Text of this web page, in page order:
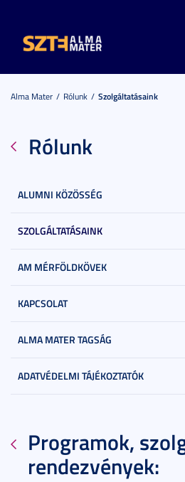
Alma Mater Rólunk Szolgáltatásaink
Rólunk
ALUMNI KÖZÖSSÉG
SZOLGÁLTATÁSAINK
AM MÉRFÖLDKÖVEK
KAPCSOLAT
ALMA MATER TAGSÁG
ADATVÉDELMI TÁJÉKOZTATÓK
Programok,
rendezvények: